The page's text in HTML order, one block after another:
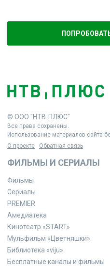
© ООО "НТВ-ПЛЮС"
Все права сохранены.
Использование материалов сайта
О проекте
Обратная связь
ФИЛЬМЫ И СЕРИАЛЫ
Фильмы
Сериалы
PREMIER
Амедиатека
Кинотеатр «START»
Мульфильм «Цветняшки»
Библиотека «viju»
Бесплатные каналы и фильмы